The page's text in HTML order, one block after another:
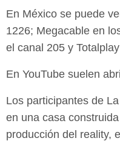
En México se puede
1226; Megacable en
el canal 205 y
En YouTube suelen
Los participantes de
en una casa
producción del reality,